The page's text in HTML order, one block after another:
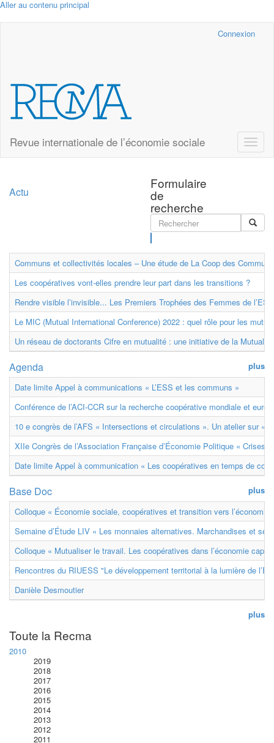
Aller au contenu principal
Connexion
Revue internationale de l’économie sociale
Toggle
Formulaire
de
recherche
Actu
Communs et collectivités locales – Une étude de La Coop des
Les coopératives vont-elles prendre leur part dans les transitions ?
Rendre visible l’invisible... Les Premiers Trophées des Femmes de
Le MIC (Mutual International Conference) 2022 : quel rôle pour les
Un réseau de doctorants Cifre en mutualité : une initiative de la
plus
Agenda
Date limite Appel à communications « L’ESS et les communs »
Conférence de l’ACI-CCR sur la recherche coopérative mondiale et
10 e congrès de l’AFS « Intersections et circulations ». Un atelier sur «
XIIe Congrès de l’Association Française d’Économie Politique « Crises
Date limite Appel à communication « Les coopératives en temps de
plus
Base Doc
Colloque « Économie sociale, coopératives et transition vers
Semaine d’Étude LIV « Les monnaies alternatives. Marchandises et
Colloque « Mutualiser le travail. Les coopératives dans l’économie
Rencontres du RIUESS "Le développement territorial à la lumière de
Danièle Desmoutier
plus
Toute la Recma
2010
2019
2018
2017
2016
2015
2014
2013
2012
2011